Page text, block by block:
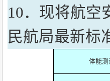
10．现将航空
民航局最新标
体能测